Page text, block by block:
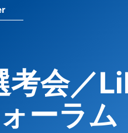
会／
ーラム